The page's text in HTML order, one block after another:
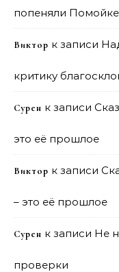
попеняли Помойке
Виктор к записи
критику
Сурен к записи
это её прошлое
Виктор к записи
– это её прошлое
Сурен к записи Не
проверки